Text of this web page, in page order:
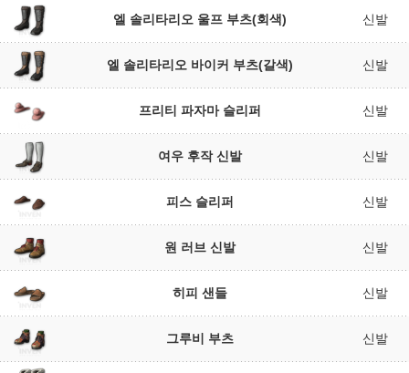
엘 솔리타리오 울프 부츠(회색) 신발
엘 솔리타리오 바이커 부츠(갈색) 신발
프리티 파자마 슬리퍼 신발
여우 후작 신발 신발
피스 슬리퍼 신발
원 러브 신발 신발
히피 샌들 신발
그루비 부츠 신발